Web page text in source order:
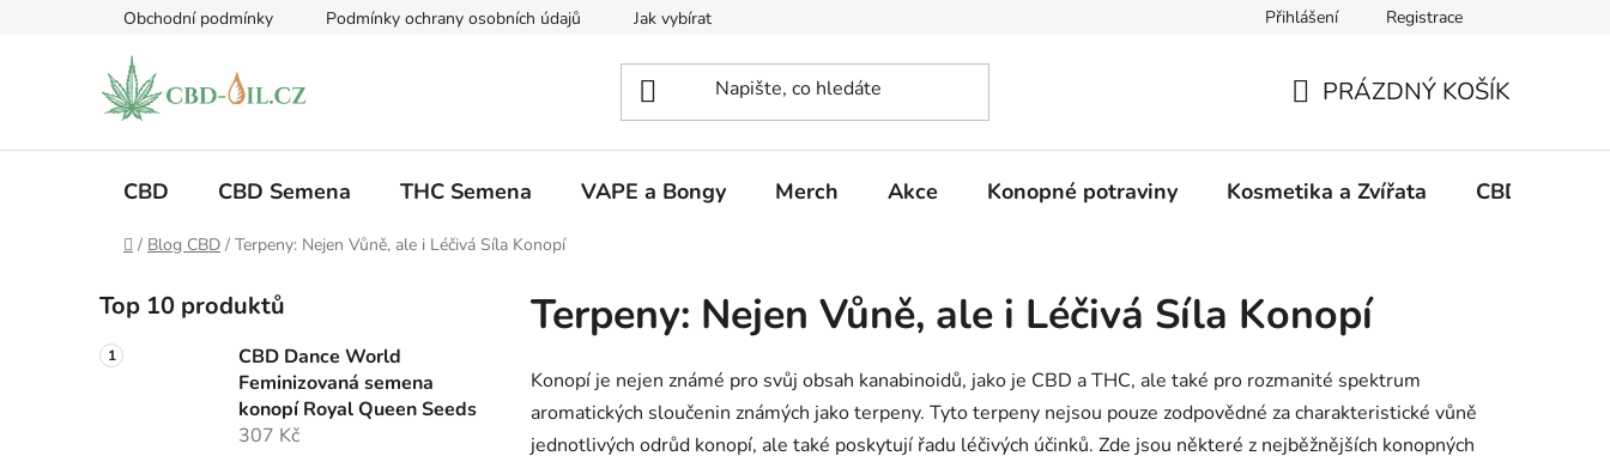
Obchodní podmínky Podmínky ochrany osobních údajů Jak vybírat Přihlášení Registrace
KOŠÍK
PRÁZDNÝ KOŠÍK
CBD CBD Semena THC Semena VAPE a Bongy Merch Akce Konopné potraviny Kosmetika a Zvířata CBD
Domů
/ Blog CBD / Terpeny: Nejen Vůně, ale i Léčivá Síla Konopí
o
s
t
Top 10 produktů
CBD Dance World
Feminizovaná semena
konopí Royal Queen Seeds
307 Kč
Terpeny: Nejen Vůně, ale i Léčivá Síla Konopí
Konopí je nejen známé pro svůj obsah kanabinoidů, jako je CBD a THC, ale také pro rozmanité spektrum
aromatických sloučenin známých jako terpeny. Tyto terpeny nejsou pouze zodpovědné za charakteristické vůně
jednotlivých odrůd konopí, ale také poskytují řadu léčivých účinků. Zde jsou některé z nejběžnějších konopných